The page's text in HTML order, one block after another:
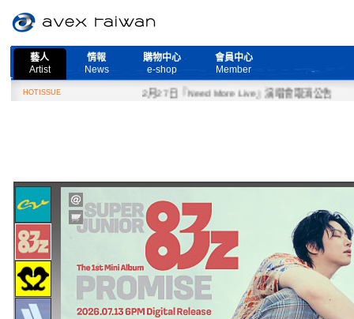
藝人
Artist
情報
News
購物中心
e-shop
會員中心
Member
HOTISSUE 2月27日『Need More Live』演唱會取消公告